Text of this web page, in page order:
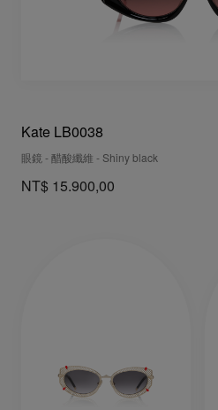
Kate LB0038
眼鏡 - 醋酸纖維 - Shiny black
NT$ 15.900,00